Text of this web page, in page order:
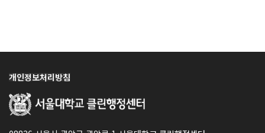
개인정보처리방침